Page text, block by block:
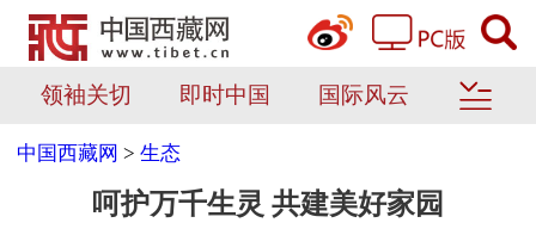
领袖关切 即时中国 国际风云
中国西藏网 >生态
呵护万千生灵 共建美好家园